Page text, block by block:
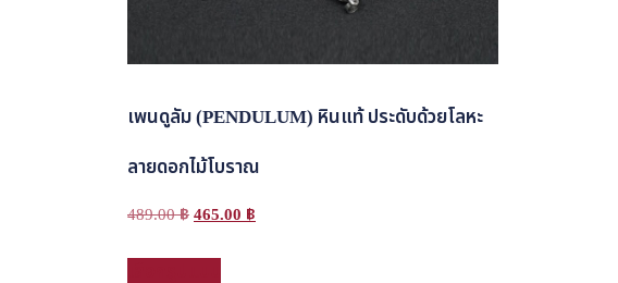
เพนดูลัม (PENDULUM) หินแท้ ประดับด้วยโลหะ
ลายดอกไม้โบราณ
489.00฿Original
465.00฿
This